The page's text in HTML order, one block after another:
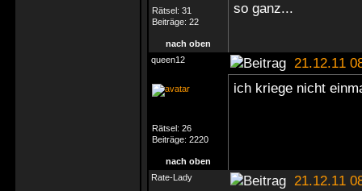
Rätsel: 31
Beiträge: 22
so ganz...
nach oben
queen12
21.12.11
Rätsel: 26
Beiträge: 2220
ich kriege nicht
nach oben
Rate-Lady
21.12.11